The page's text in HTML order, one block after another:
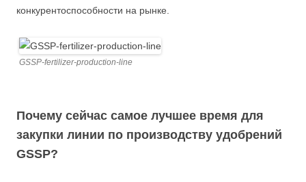
конкурентоспособности на рынке.
GSSP-fertilizer-production-line
Почему сейчас самое лучшее время для
закупки линии по производству удобрений
GSSP?